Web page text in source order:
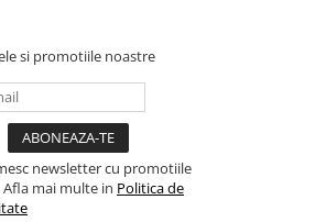
si promotiile noastre
newsletter cu promotiile
mai multe in Politica de